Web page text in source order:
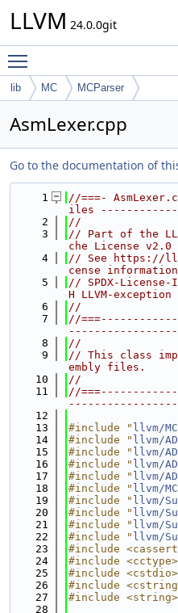
LLVM 24.0.0git
lib MC MCParser
AsmLexer.cpp
Go to the documentation of
    1
//===-
iles
    2
//
    3
// Part of the
che License v2.0
    4
// See https://
cense
    5
// SPDX-
H LLVM-exception
    6
//
    7
//
    8
//
    9
// This class
embly files.
   10
//
   11
//
   12
   13
#include " llvm/
   14
#include " llvm/
   15
#include " llvm/
   16
#include " llvm/
   17
#include " llvm/
   18
#include " llvm/
   19
#include " llvm/
   20
#include " llvm/
   21
#include " llvm/
   22
#include " llvm/
   23
#include
   24
#include <cctype>
   25
#include <cstdio>
   26
#include
   27
#include <string>
   28